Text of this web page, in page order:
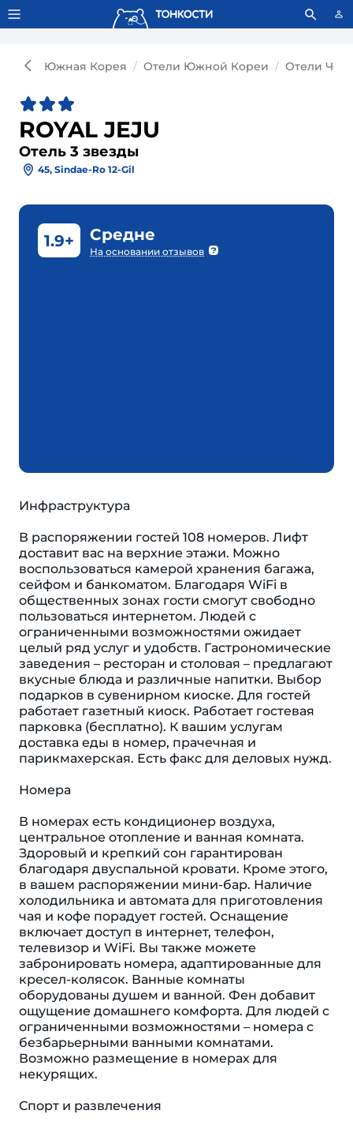
Тонкости используют сookie-файлы. Что это значит?
Южная Корея Отели Южной Кореи Отели
ROYAL JEJU
Отель 3 звезды
45, Sindae-Ro 12-Gil
1.9+ Средне
На основании отзывов
Инфраструктура
В распоряжении гостей 108 номеров. Лифт
доставит вас на верхние этажи. Можно
воспользоваться камерой хранения багажа,
сейфом и банкоматом. Благодаря WiFi в
общественных зонах гости смогут свободно
пользоваться интернетом. Людей с
ограниченными возможностями ожидает
целый ряд услуг и удобств. Гастрономические
заведения – ресторан и столовая – предлагают
вкусные блюда и различные напитки. Выбор
подарков в сувенирном киоске. Для гостей
работает газетный киоск. Работает гостевая
парковка (бесплатно). К вашим услугам
доставка еды в номер, прачечная и
парикмахерская. Есть факс для деловых нужд.
Номера
В номерах есть кондиционер воздуха,
центральное отопление и ванная комната.
Здоровый и крепкий сон гарантирован
благодаря двуспальной кровати. Кроме этого,
в вашем распоряжении мини-бар. Наличие
холодильника и автомата для приготовления
чая и кофе порадует гостей. Оснащение
включает доступ в интернет, телефон,
телевизор и WiFi. Вы также можете
забронировать номера, адаптированные для
кресел-колясок. Ванные комнаты
оборудованы душем и ванной. Фен добавит
ощущение домашнего комфорта. Для людей с
ограниченными возможностями – номера с
безбарьерными ванными комнатами.
Возможно размещение в номерах для
некурящих.
Спорт и развлечения